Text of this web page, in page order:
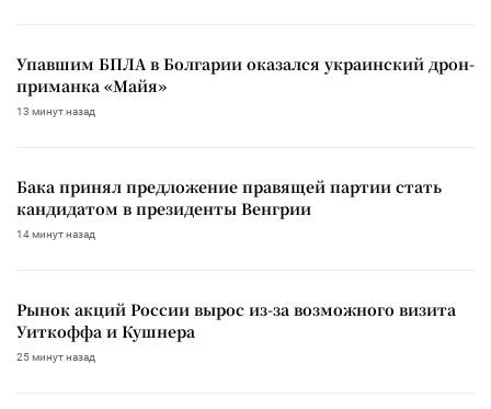
Упавшим БПЛА в Болгарии оказался украинский дрон-
приманка «Майя»
13 минут назад
Бака принял предложение правящей партии стать
кандидатом в президенты Венгрии
14 минут назад
Рынок акций России вырос из-за возможного визита
Уиткоффа и Кушнера
25 минут назад